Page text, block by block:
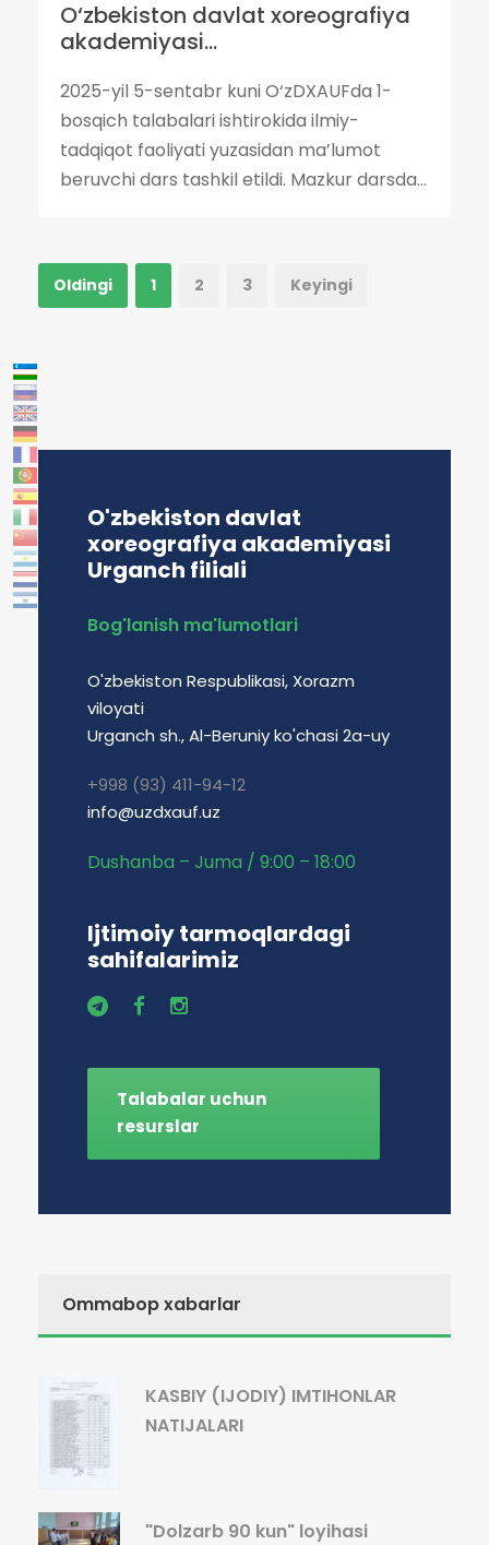
O‘zbekiston davlat xoreografiya
akademiyasi...
2025-yil 5-sentabr kuni O‘zDXAUFda 1-
bosqich talabalari ishtirokida ilmiy-
tadqiqot faoliyati yuzasidan ma’lumot
beruvchi dars tashkil etildi. Mazkur darsda...
Oldingi 1 2 3 Keyingi
O'zbekiston davlat
xoreografiya akademiyasi
Urganch filiali
Bog'lanish ma'lumotlari
O'zbekiston Respublikasi, Xorazm
viloyati
Urganch sh., Al-Beruniy ko'chasi 2a-uy
+998 (93) 411-94-12
info@uzdxauf.uz
Dushanba – Juma / 9:00 – 18:00
Ijtimoiy tarmoqlardagi
sahifalarimiz
Talabalar uchun
resurslar
Ommabop xabarlar
KASBIY (IJODIY) IMTIHONLAR
NATIJALARI
"Dolzarb 90 kun" loyihasi